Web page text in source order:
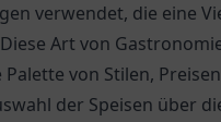
verwendet, die eine
Art von
Palette von Stilen,
der Speisen über